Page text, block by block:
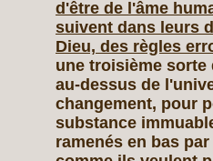
d'être de l'âme
suivent dans leurs
Dieu, des règles
une troisième sorte
au‑dessus de
changement, pour
substance
ramenés en bas